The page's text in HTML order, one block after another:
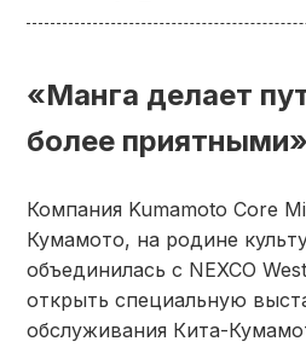
«Манга делает
более
Компания Kumamoto Core
Кумамото, на родине
объединилась с NEXCO
открыть специальную
обслуживания Кита-